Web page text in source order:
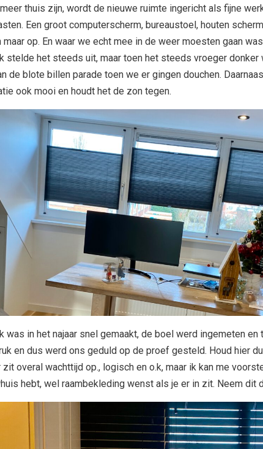
thuis zijn, wordt de nieuwe ruimte ingericht als fijne
Een groot computerscherm, bureaustoel, houten
maar op. En waar we echt mee in de weer moesten gaan
stelde het steeds uit, maar toen het steeds vroeger donker
de blote billen parade toen we er gingen douchen.
ook mooi en houdt het de zon tegen.
was in het najaar snel gemaakt, de boel werd ingemeten
en dus werd ons geduld op de proef gesteld. Houd hier
zit overal wachttijd op., logisch en o.k, maar ik kan me
hebt, wel raambekleding wenst als je er in zit. Neem dit